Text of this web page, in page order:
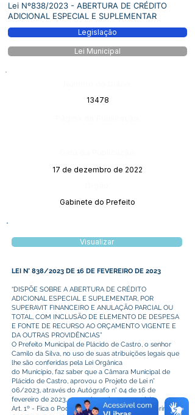
Lei Nº838/2023 - ABERTURA DE CRÉDITO
ADICIONAL ESPECIAL E SUPLEMENTAR
Legislação
Lei Municipal
13478
17 de dezembro de 2022
Gabinete do Prefeito
Visualizar
LEI N° 838/2023 DE 16 DE FEVEREIRO DE 2023
“DISPÕE SOBRE A ABERTURA DE CRÉDITO
ADICIONAL ESPECIAL E SUPLEMENTAR, POR
SUPERAVIT FINANCEIRO E ANULAÇÃO PARCIAL OU
TOTAL, COM INCLUSÃO DE ELEMENTO DE DESPESA
E FONTE DE RECURSO AO ORÇAMENTO VIGENTE E
DA OUTRAS PROVIDÊNCIAS”
O Prefeito Municipal de Plácido de Castro, o senhor
Camilo da Silva, no uso de suas atribuições legais que
lhe são conferidas pela Lei Orgânica
do Município, faz saber que a Câmara Municipal de
Plácido de Castro, aprovou o Projeto de Lei n°
06/2023, através do Autógrafo n° 04 de 16 de
fevereiro de 2023, no qual sanciona o seguinte:
Art. 1º - Fica o Poder Executivo autorizado a abrir